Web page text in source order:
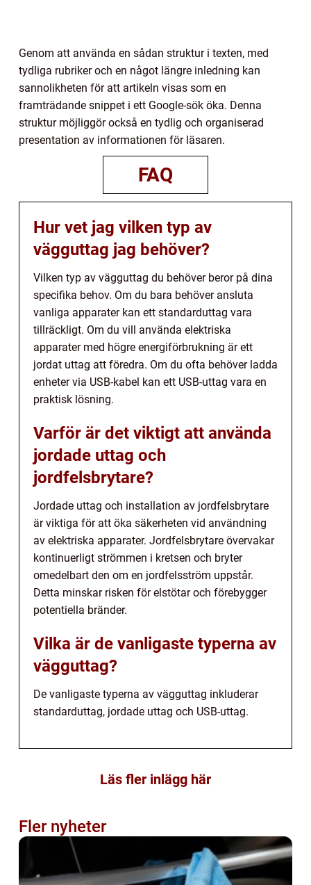
Genom att använda en sådan struktur i texten, med
tydliga rubriker och en något längre inledning kan
sannolikheten för att artikeln visas som en
framträdande snippet i ett Google-sök öka. Denna
struktur möjliggör också en tydlig och organiserad
presentation av informationen för läsaren.
FAQ
Hur vet jag vilken typ av
vägguttag jag behöver?
Vilken typ av vägguttag du behöver beror på dina
specifika behov. Om du bara behöver ansluta
vanliga apparater kan ett standarduttag vara
tillräckligt. Om du vill använda elektriska
apparater med högre energiförbrukning är ett
jordat uttag att föredra. Om du ofta behöver ladda
enheter via USB-kabel kan ett USB-uttag vara en
praktisk lösning.
Varför är det viktigt att använda
jordade uttag och
jordfelsbrytare?
Jordade uttag och installation av jordfelsbrytare
är viktiga för att öka säkerheten vid användning
av elektriska apparater. Jordfelsbrytare övervakar
kontinuerligt strömmen i kretsen och bryter
omedelbart den om en jordfelsström uppstår.
Detta minskar risken för elstötar och förebygger
potentiella bränder.
Vilka är de vanligaste typerna av
vägguttag?
De vanligaste typerna av vägguttag inkluderar
standarduttag, jordade uttag och USB-uttag.
Läs fler inlägg här
Fler nyheter